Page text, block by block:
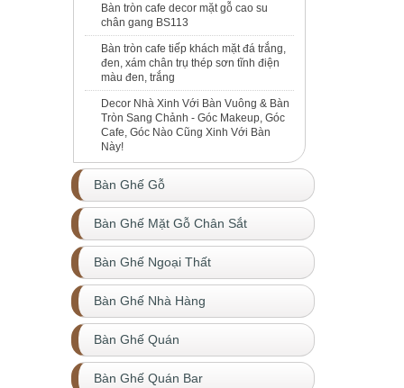
Bàn tròn cafe decor mặt gỗ cao su
chân gang BS113
Bàn tròn cafe tiếp khách mặt đá trắng,
đen, xám chân trụ thép sơn tĩnh điện
màu đen, trắng
Decor Nhà Xinh Với Bàn Vuông & Bàn
Tròn Sang Chảnh - Góc Makeup, Góc
Cafe, Góc Nào Cũng Xinh Với Bàn
Này!
Bàn Ghế Gỗ
Bàn Ghế Mặt Gỗ Chân Sắt
Bàn Ghế Ngoại Thất
Bàn Ghế Nhà Hàng
Bàn Ghế Quán
Bàn Ghế Quán Bar